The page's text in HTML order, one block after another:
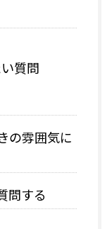
質問
の雰囲気に
問する